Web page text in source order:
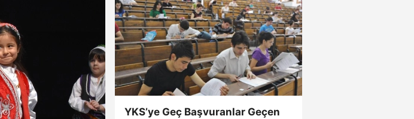
YKS’ye Geç Başvuranlar Geçen